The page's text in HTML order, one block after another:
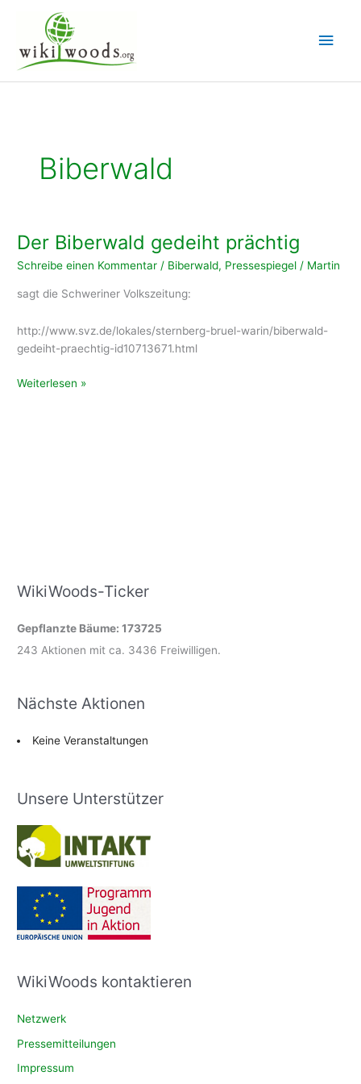
springen
Biberwald
Der Biberwald gedeiht prächtig
Schreibe einen Kommentar / Biberwald, Pressespiegel / Martin
sagt die Schweriner Volkszeitung:
http://www.svz.de/lokales/sternberg-bruel-warin/biberwald-
gedeiht-praechtig-id10713671.html
Der
Weiterlesen »
WikiWoods-Ticker
Gepflanzte Bäume: 173725
243 Aktionen mit ca. 3436 Freiwilligen.
Nächste Aktionen
Keine Veranstaltungen
Unsere Unterstützer
WikiWoods kontaktieren
Netzwerk
Pressemitteilungen
Impressum